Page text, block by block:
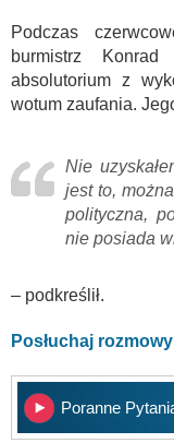
Podczas
burmistrz
absolutorium z
wotum zaufania.
Nie
jest to,
polityczna,
nie posiada
– podkreślił.
Posłuchaj rozmowy
Poranne